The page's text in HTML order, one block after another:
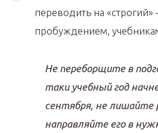
переводить на
пробуждением,
Не переборщите в
таки учебный год
сентября, не лишайте
направляйте его в